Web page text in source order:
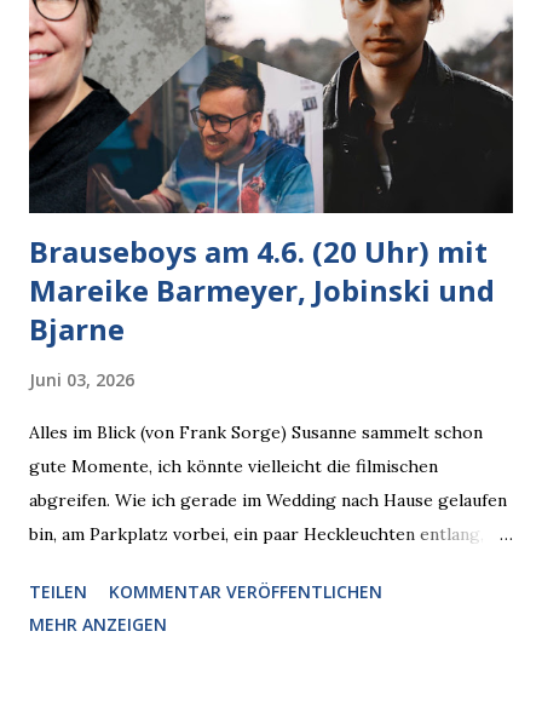
Brauseboys am 4.6. (20 Uhr) mit
Mareike Barmeyer, Jobinski und
Bjarne
Juni 03, 2026
Alles im Blick (von Frank Sorge) Susanne sammelt schon
gute Momente, ich könnte vielleicht die filmischen
abgreifen. Wie ich gerade im Wedding nach Hause gelaufen
bin, am Parkplatz vorbei, ein paar Heckleuchten entlang, als
den Blick kam, mit verlockend frisch leuchtenden
Pizzastücken. Von links pirschte sich eine Krähe an das
TEILEN
KOMMENTAR VERÖFFENTLICHEN
MEHR ANZEIGEN